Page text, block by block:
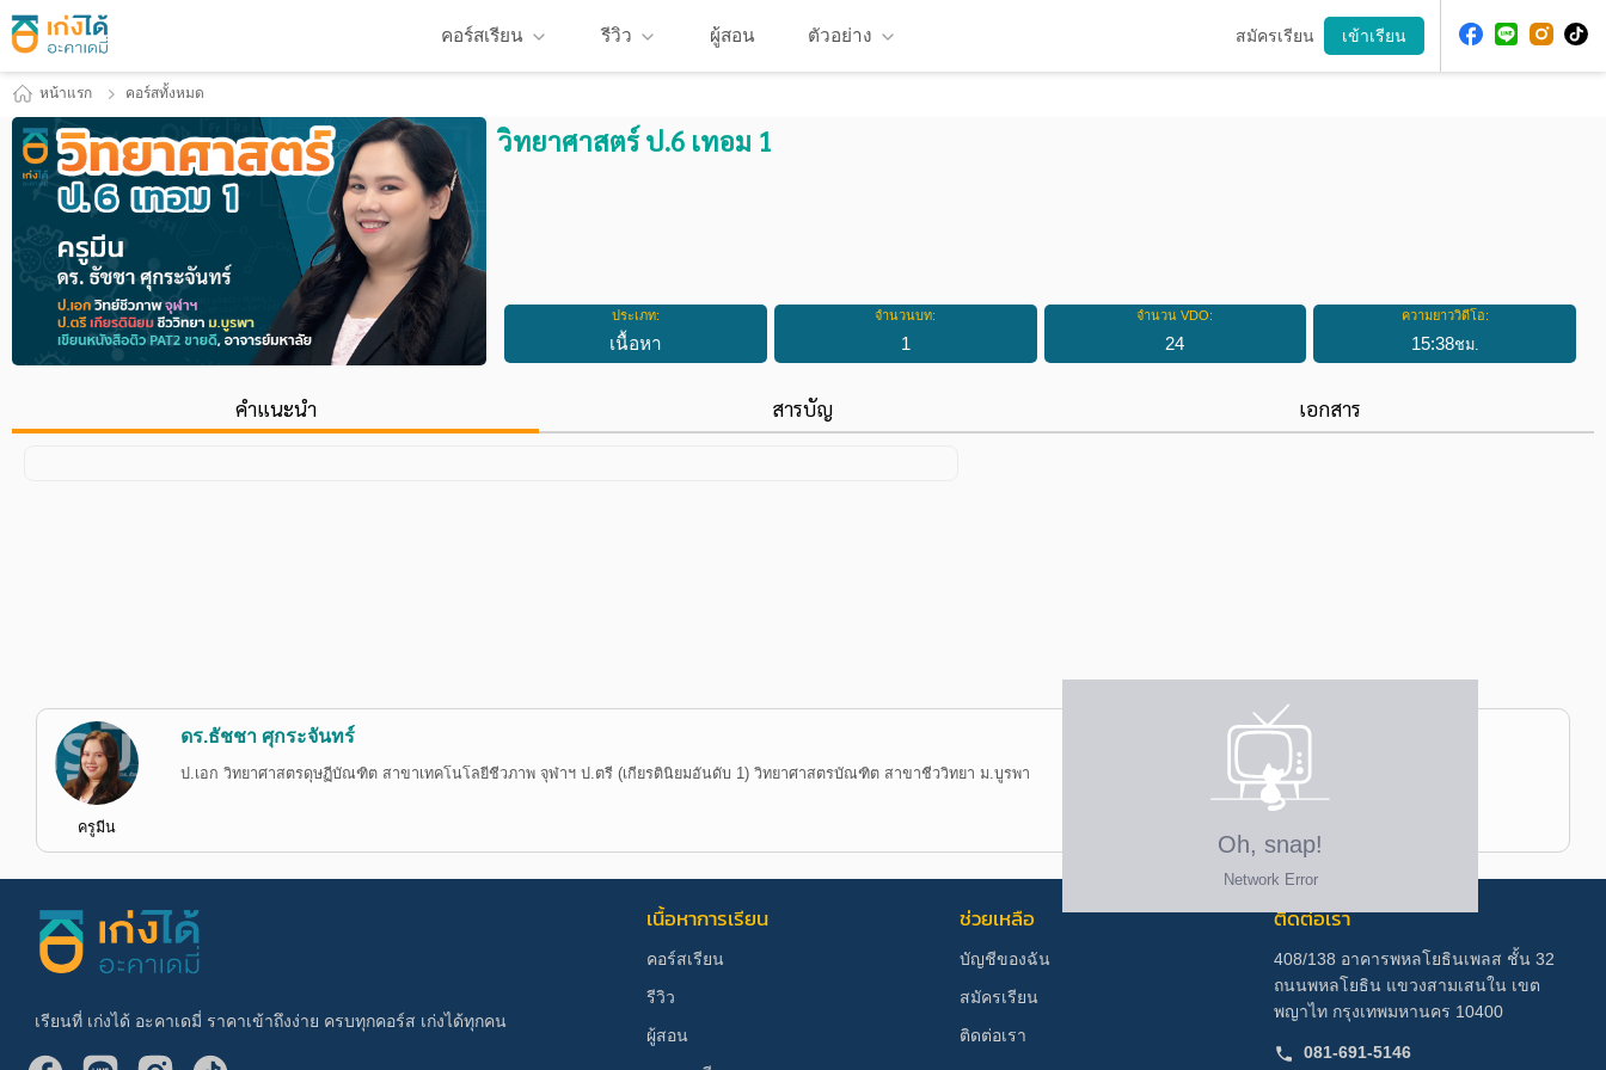
คอร์สเรียน รีวิว ผู้สอน ตัวอย่าง สมัครเรียน เข้าเรียน
หน้าแรก คอร์สทั้งหมด
วิทยาศาสตร์ ป.6 เทอม 1
ประเภท:
เนื้อหา
จำนวนบท:
1
จำนวน VDO:
24
ความยาววิดีโอ:
15:38ชม.
คำแนะนำ สารบัญ เอกสาร
ครูมีน
ดร.ธัชชา ศุกระจันทร์
ป.เอก วิทยาศาสตรดุษฏีบัณฑิต สาขาเทคโนโลยีชีวภาพ จุฬาฯ ป.ตรี (เกียรตินิยมอันดับ 1) วิทยาศาสตรบัณฑิต สาขาชีววิทยา ม.บูรพา
เรียนที่ เก่งได้ อะคาเดมี่ ราคาเข้าถึงง่าย ครบทุกคอร์ส เก่งได้ทุกคน
เนื้อหาการเรียน
คอร์สเรียน
รีวิว
ผู้สอน
ช่วยเหลือ
บัญชีของฉัน
สมัครเรียน
ติดต่อเรา
ติดต่อเรา
408/138 อาคารพหลโยธินเพลส ชั้น 32
ถนนพหลโยธิน แขวงสามเสนใน เขต
พญาไท กรุงเทพมหานคร 10400
081-691-5146